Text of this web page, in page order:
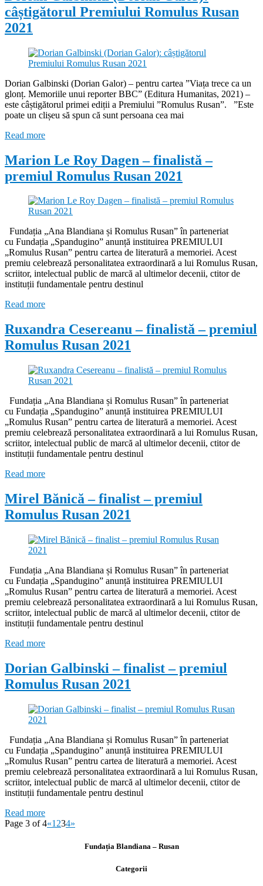
câștigătorul Premiului Romulus Rusan
2021
Dorian Galbinski (Dorian Galor) – pentru cartea ”Viața trece ca un
glonț. Memoriile unui reporter BBC” (Editura Humanitas, 2021) –
este câștigătorul primei ediții a Premiului ”Romulus Rusan”. ”Este
poate un clișeu să spun că sunt persoana cea mai
Read more
Marion Le Roy Dagen – finalistă –
premiul Romulus Rusan 2021
Fundația „Ana Blandiana și Romulus Rusan” în parteneriat
cu Fundația „Spandugino” anunță instituirea PREMIULUI
„Romulus Rusan” pentru cartea de literatură a memoriei. Acest
premiu celebrează personalitatea extraordinară a lui Romulus Rusan,
scriitor, intelectual public de marcă al ultimelor decenii, ctitor de
instituții fundamentale pentru destinul
Read more
Ruxandra Cesereanu – finalistă – premiul
Romulus Rusan 2021
Fundația „Ana Blandiana și Romulus Rusan” în parteneriat
cu Fundația „Spandugino” anunță instituirea PREMIULUI
„Romulus Rusan” pentru cartea de literatură a memoriei. Acest
premiu celebrează personalitatea extraordinară a lui Romulus Rusan,
scriitor, intelectual public de marcă al ultimelor decenii, ctitor de
instituții fundamentale pentru destinul
Read more
Mirel Bănică – finalist – premiul
Romulus Rusan 2021
Fundația „Ana Blandiana și Romulus Rusan” în parteneriat
cu Fundația „Spandugino” anunță instituirea PREMIULUI
„Romulus Rusan” pentru cartea de literatură a memoriei. Acest
premiu celebrează personalitatea extraordinară a lui Romulus Rusan,
scriitor, intelectual public de marcă al ultimelor decenii, ctitor de
instituții fundamentale pentru destinul
Read more
Dorian Galbinski – finalist – premiul
Romulus Rusan 2021
Fundația „Ana Blandiana și Romulus Rusan” în parteneriat
cu Fundația „Spandugino” anunță instituirea PREMIULUI
„Romulus Rusan” pentru cartea de literatură a memoriei. Acest
premiu celebrează personalitatea extraordinară a lui Romulus Rusan,
scriitor, intelectual public de marcă al ultimelor decenii, ctitor de
instituții fundamentale pentru destinul
Read more
Page 3 of 4«1 234»
Fundația Blandiana – Rusan
Categorii